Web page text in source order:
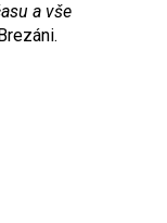
a vše